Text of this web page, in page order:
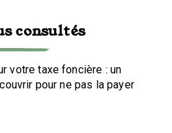
consultés
votre taxe foncière : un
pour ne pas la payer